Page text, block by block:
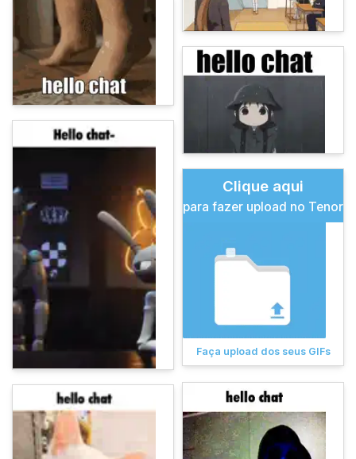
Clique aqui
para fazer upload no Tenor
Faça upload dos seus GIFs